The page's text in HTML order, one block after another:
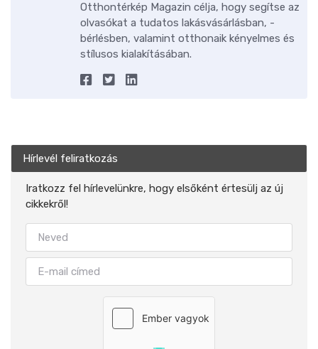
Otthontérkép Magazin célja, hogy segítse az
olvasókat a tudatos lakásvásárlásban, -
bérlésben, valamint otthonaik kényelmes és
stílusos kialakításában.
Hírlevél feliratkozás
Iratkozz fel hírlevelünkre, hogy elsőként értesülj az új
cikkekről!